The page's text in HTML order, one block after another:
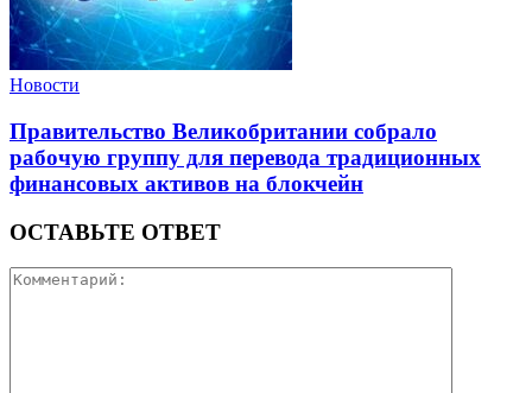
Новости
Правительство Великобритании собрало
рабочую группу для перевода традиционных
финансовых активов на блокчейн
ОСТАВЬТЕ ОТВЕТ